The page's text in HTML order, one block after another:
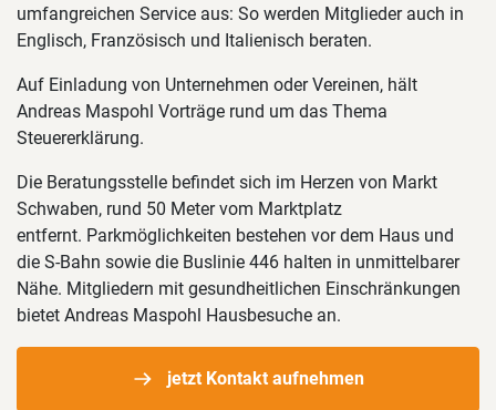
umfangreichen Service aus: So werden Mitglieder auch in
Englisch, Französisch und Italienisch beraten.
Auf Einladung von Unternehmen oder Vereinen, hält
Andreas Maspohl Vorträge rund um das Thema
Steuererklärung.
Die Beratungsstelle befindet sich im Herzen von Markt
Schwaben, rund 50 Meter vom Marktplatz
entfernt. Parkmöglichkeiten bestehen vor dem Haus und
die S-Bahn sowie die Buslinie 446 halten in unmittelbarer
Nähe. Mitgliedern mit gesundheitlichen Einschränkungen
bietet Andreas Maspohl Hausbesuche an.
jetzt Kontakt aufnehmen